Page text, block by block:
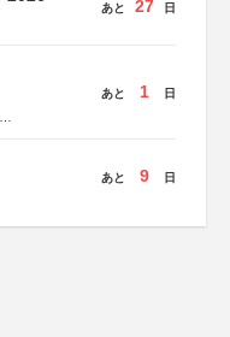
あと 27 日
あと 1 日
あと 9 日